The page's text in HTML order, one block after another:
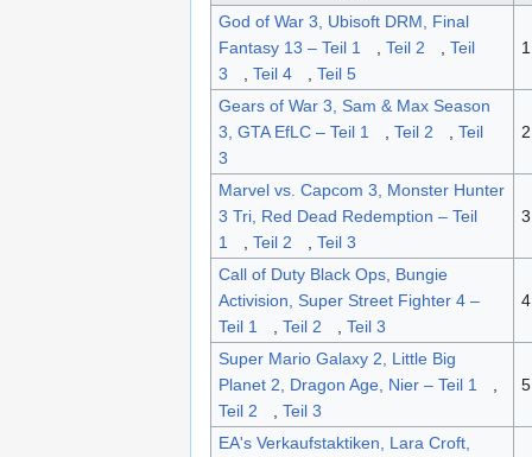
God of War 3, Ubisoft DRM, Final
Fantasy 13 – Teil 1
Teil 2
Teil
3
Teil 4 Teil 5
1
Gears of War 3, Sam & Max Season
3, GTA EfLC – Teil 1
Teil 2
Teil
3
2
Marvel vs. Capcom 3, Monster Hunter
3 Tri, Red Dead Redemption – Teil
1
Teil 2 Teil 3
3
Call of Duty Black Ops, Bungie
Activision, Super Street Fighter 4 –
Teil 1
Teil 2 Teil 3
4
Super Mario Galaxy 2, Little Big
Planet 2, Dragon Age, Nier – Teil 1
Teil 2
Teil 3
5
EA's Verkaufstaktiken, Lara Croft,